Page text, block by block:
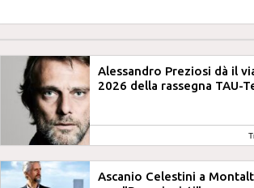
Alessandro Preziosi dà il
2026 della rassegna TAU-
Ascanio Celestini a